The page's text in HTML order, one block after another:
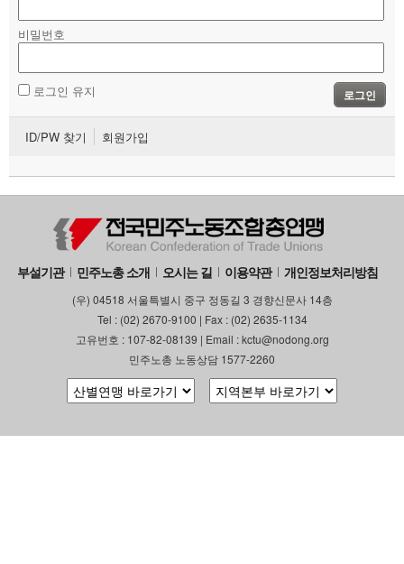
비밀번호
로그인 유지 로그인
ID/PW 찾기 회원가입
부설기관 민주노총 소개 오시는 길 이용약관 개인정보처리방침
(우) 04518 서울특별시 중구 정동길 3 경향신문사 14층
Tel : (02) 2670-9100 | Fax : (02) 2635-1134
고유번호 : 107-82-08139 | Email : kctu@nodong.org
민주노총 노동상담 1577-2260
- 찾아보기
- 전국 노동상담소 안내
자료
부설기관